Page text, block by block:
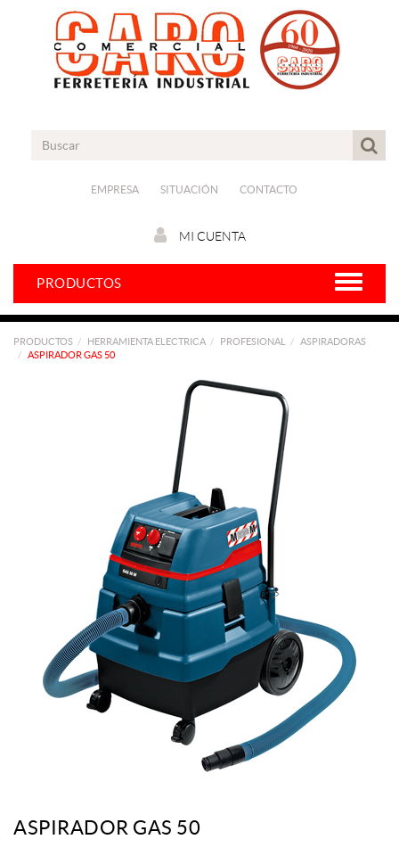
EMPRESA SITUACIÓN CONTACTO
MI CUENTA
PRODUCTOS
PRODUCTOS HERRAMIENTA ELECTRICA PROFESIONAL
ASPIRADORAS
ASPIRADOR GAS 50
ASPIRADOR GAS 50